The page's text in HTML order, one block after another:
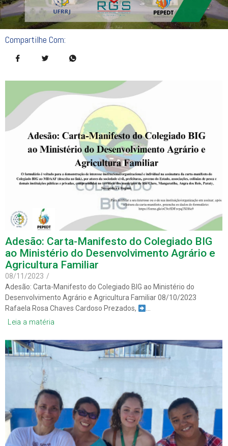
Compartilhe Com:
Adesão: Carta-Manifesto do Colegiado BIG
ao Ministério do Desenvolvimento Agrário e
Agricultura Familiar
08/11/2023 /
Adesão: Carta-Manifesto do Colegiado BIG ao Ministério do
Desenvolvimento Agrário e Agricultura Familiar 08/10/2023
Rafaela Rosa Chaves Cardoso Prezados,
…
Leia a matéria